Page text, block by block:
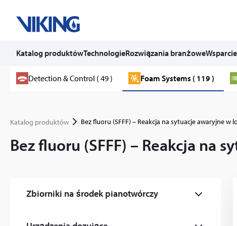
Katalog produktówTechnologieRozwiązania branżowe
Detection & Control ( 49 ) Foam Systems ( 119 )
Katalog produktów Bez fluoru (SFFF) – Reakcja na sytuacje awaryjne w
Bez fluoru (SFFF) – Reakcja na
Zbiorniki na środek pianotwórczy
Zbiornik magazynowania piany atmosferycznej